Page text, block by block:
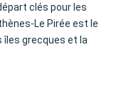
clés pour les
Le Pirée est le
îles grecques et la